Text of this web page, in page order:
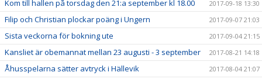
Kom till hallen på torsdag den 21:a september kl 18.00 2017-09-18 13:30
Filip och Christian plockar poäng i Ungern 2017-09-07 21:03
Sista veckorna för bokning ute 2017-09-04 21:15
Kansliet är obemannat mellan 23 augusti - 3 september 2017-08-21 14:18
Åhusspelarna sätter avtryck i Hällevik 2017-08-04 21:07